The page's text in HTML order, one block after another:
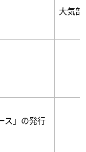
大気
ス」の発行